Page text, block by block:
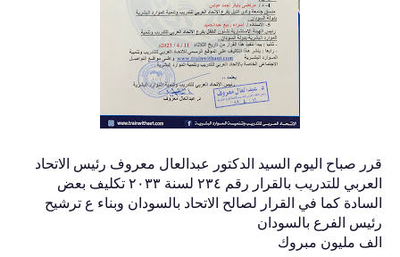
قرر صباح اليوم السيد الدكتور عبدالعال معروف رئيس الاتحاد
العربي للتدريب بالقرار رقم ٢٣٤ لسنة ٢٠٣٣ تكليف بعض
السادة كما في القرار لصالح الاتحاد بالسودان وبناء ع ترشيح
رئيس الفرع بالسودان
الف مليون مبروك